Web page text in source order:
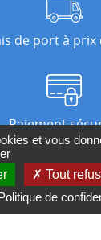
de port à
Paiement
Nos
et vous
Tout
de